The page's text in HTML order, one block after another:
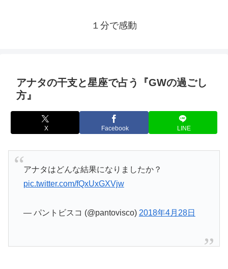
１分で感動
アナタの干支と星座で占う『GWの過ごし
方』
X Facebook LINE
アナタはどんな結果になりましたか？
pic.twitter.com/fQxUxGXVjw
— パントビスコ (@pantovisco) 2018年4月28日